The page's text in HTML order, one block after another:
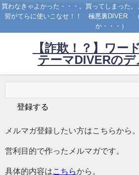
買わなきゃよかった・・・。買ってしまった
習がてらに使いこなせ！！ 極悪裏DIVER
か・・・）
【詐欺！？】ワー
テーマDIVERのデ
メルマガ登録したい方はこちらから
営利目的で作ったメルマガです。
具体的内容は こちらから。